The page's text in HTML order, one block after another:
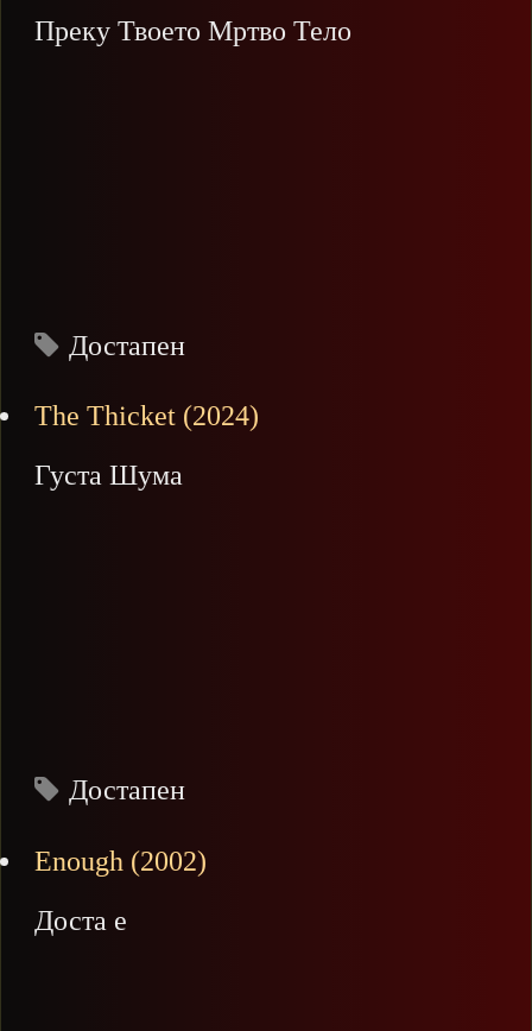
Преку Твоето Мртво Тело
Достапен
The Thicket (2024)
Густа Шума
Достапен
Enough (2002)
Доста е